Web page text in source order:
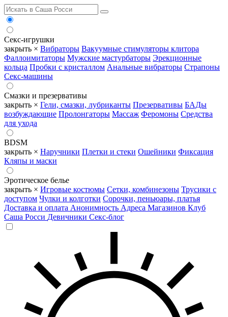
Секс-игрушки
закрыть × Вибраторы Вакуумные стимуляторы клитора
Фаллоимитаторы Мужские мастурбаторы Эрекционные
кольца Пробки с кристаллом Анальные вибраторы Страпоны
Секс-машины
Смазки и презервативы
закрыть × Гели, смазки, лубриканты Презервативы БАДы
возбуждающие Пролонгаторы Массаж Феромоны Средства
для ухода
BDSM
закрыть × Наручники Плетки и стеки Ошейники Фиксация
Кляпы и маски
Эротическое белье
закрыть × Игровые костюмы Сетки, комбинезоны Трусики с
доступом Чулки и колготки Сорочки, пеньюары, платья
Доставка и оплата Анонимность Адреса Магазинов Клуб
Саша Росси Девичники Секс-блог